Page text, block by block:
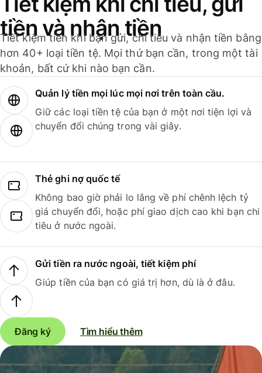
tiền và nhận tiền
Tiết kiệm tiền khi bạn gửi, chi tiêu và nhận tiền bằng
hơn 40+ loại tiền tệ. Mọi thứ bạn cần, trong một tài
khoản, bất cứ khi nào bạn cần.
Quản lý tiền mọi lúc mọi nơi trên toàn cầu.
Giữ các loại tiền tệ của bạn ở một nơi tiện lợi và
chuyển đổi chúng trong vài giây.
Thẻ ghi nợ quốc tế
Không bao giờ phải lo lắng về phí chênh lệch tỷ
giá chuyển đổi, hoặc phí giao dịch cao khi bạn chi
tiêu ở nước ngoài.
Gửi tiền ra nước ngoài, tiết kiệm phí
Giúp tiền của bạn có giá trị hơn, dù là ở đâu.
Đăng ký Tìm hiểu thêm